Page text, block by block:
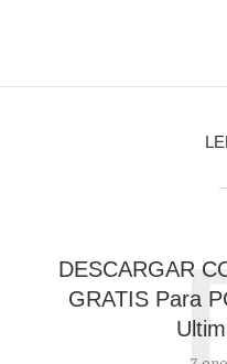
DESCARGAR
GRATIS Para